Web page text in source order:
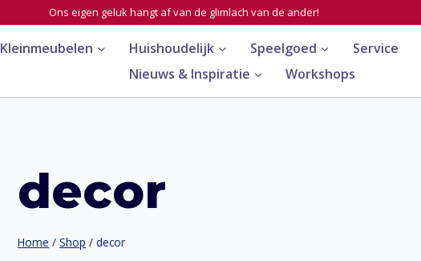
Ons eigen geluk hangt af van de glimlach van de ander!
Kleinmeubelen Huishoudelijk Speelgoed Service
Nieuws & Inspiratie
Workshops
decor
Home / Shop / decor